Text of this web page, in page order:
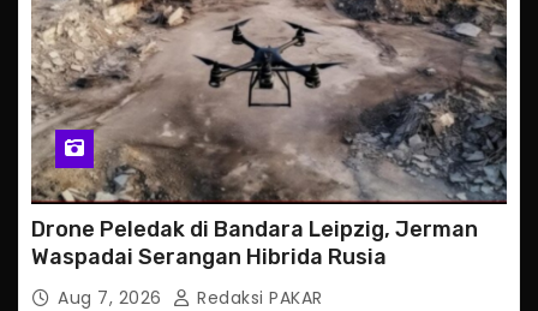
Drone Peledak di Bandara Leipzig, Jerman
Waspadai Serangan Hibrida Rusia
Aug 7, 2026 Redaksi PAKAR